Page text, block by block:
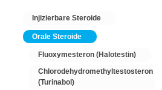
Injizierbare Steroide
Orale Steroide
Fluoxymesteron (Halotestin)
Chlorodehydromethyltestosteron
(Turinabol)